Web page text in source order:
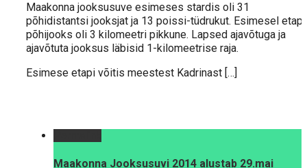
Maakonna jooksusuve esimeses stardis oli 31
põhidistantsi jooksjat ja 13 poissi-tüdrukut. Esimesel etapi
põhijooks oli 3 kilomeetri pikkune. Lapsed ajavõtuga ja
ajavõtuta jooksus läbisid 1-kilomeetrise raja.
Esimese etapi võitis meestest Kadrinast […]
Maakonna Jooksusuvi 2014 alustab 29.mai